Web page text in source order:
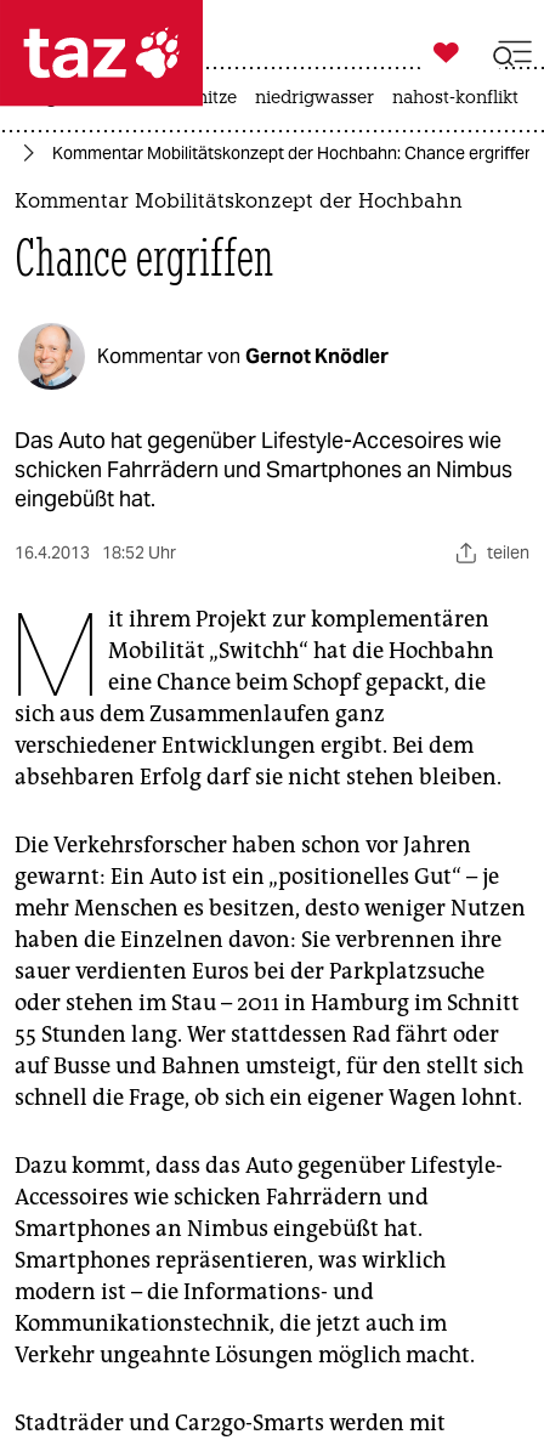
 taz zahl ich
taz zahl ich
politik
öko
gesellschaft
kultur
sport
berlin
wahrheit
verlag
verlag
shop
fragen & hilfe
unterstützen
abo
genossenschaft
epaper login

taz zahl ich
hitze niedrigwasser nahost-konflikt
Kommentar Mobilitätskonzept der Hochbahn: Chance ergriffen
Kommentar Mobilitätskonzept der Hochbahn
Chance ergriffen
Kommentar von Gernot Knödler
Das Auto hat gegenüber Lifestyle-Accesoires wie
schicken Fahrrädern und Smartphones an Nimbus
eingebüßt hat.
16.4.2013 18:52 Uhr teilen
M it ihrem Projekt zur komplementären
Mobilität „Switchh“ hat die Hochbahn
eine Chance beim Schopf gepackt, die
sich aus dem Zusammenlaufen ganz
verschiedener Entwicklungen ergibt. Bei dem
absehbaren Erfolg darf sie nicht stehen bleiben.
Die Verkehrsforscher haben schon vor Jahren
gewarnt: Ein Auto ist ein „positionelles Gut“ – je
mehr Menschen es besitzen, desto weniger Nutzen
haben die Einzelnen davon: Sie verbrennen ihre
sauer verdienten Euros bei der Parkplatzsuche
oder stehen im Stau – 2011 in Hamburg im Schnitt
55 Stunden lang. Wer stattdessen Rad fährt oder
auf Busse und Bahnen umsteigt, für den stellt sich
schnell die Frage, ob sich ein eigener Wagen lohnt.
Dazu kommt, dass das Auto gegenüber Lifestyle-
Accessoires wie schicken Fahrrädern und
Smartphones an Nimbus eingebüßt hat.
Smartphones repräsentieren, was wirklich
modern ist – die Informations- und
Kommunikationstechnik, die jetzt auch im
Verkehr ungeahnte Lösungen möglich macht.
Stadträder und Car2go-Smarts werden mit